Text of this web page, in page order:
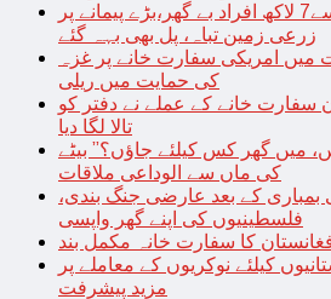
صومالیہ میں سیلاب سے7 لاکھ افراد بے گھر،بڑے پیمانے پر
زرعی زمین تباہ، پل بھی بہہ گئے
میں امریکی سفارت خانے پر غزہ
کی حمایت میں ریلی
سفارت خانے کے عملے نے دفتر کو
تالا لگا دیا
میں گھر کس کیلئے جاؤں؟” بیٹے
کی ماں سے الوداعی ملاقات
بمباری کے بعد عارضی جنگ بندی،
فلسطینیوں کی اپنے گھر واپسی
کا سفارت خانہ مکمل بند
کیلئے نوکریوں کے معاملے پر
مزید پیشرفت